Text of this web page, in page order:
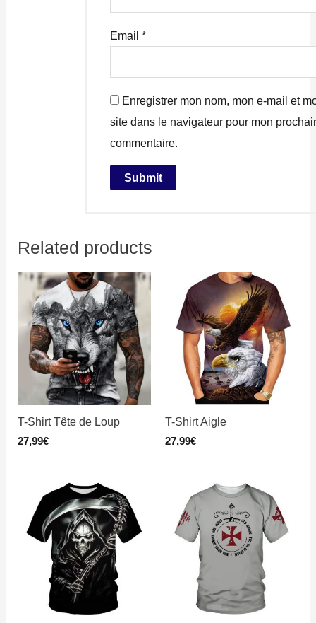
Email*
Enregistrer mon nom, mon e-mail et
site dans le navigateur pour mon
commentaire.
Related products
T-Shirt Tête de Loup
27,99€
T-Shirt Aigle
27,99€